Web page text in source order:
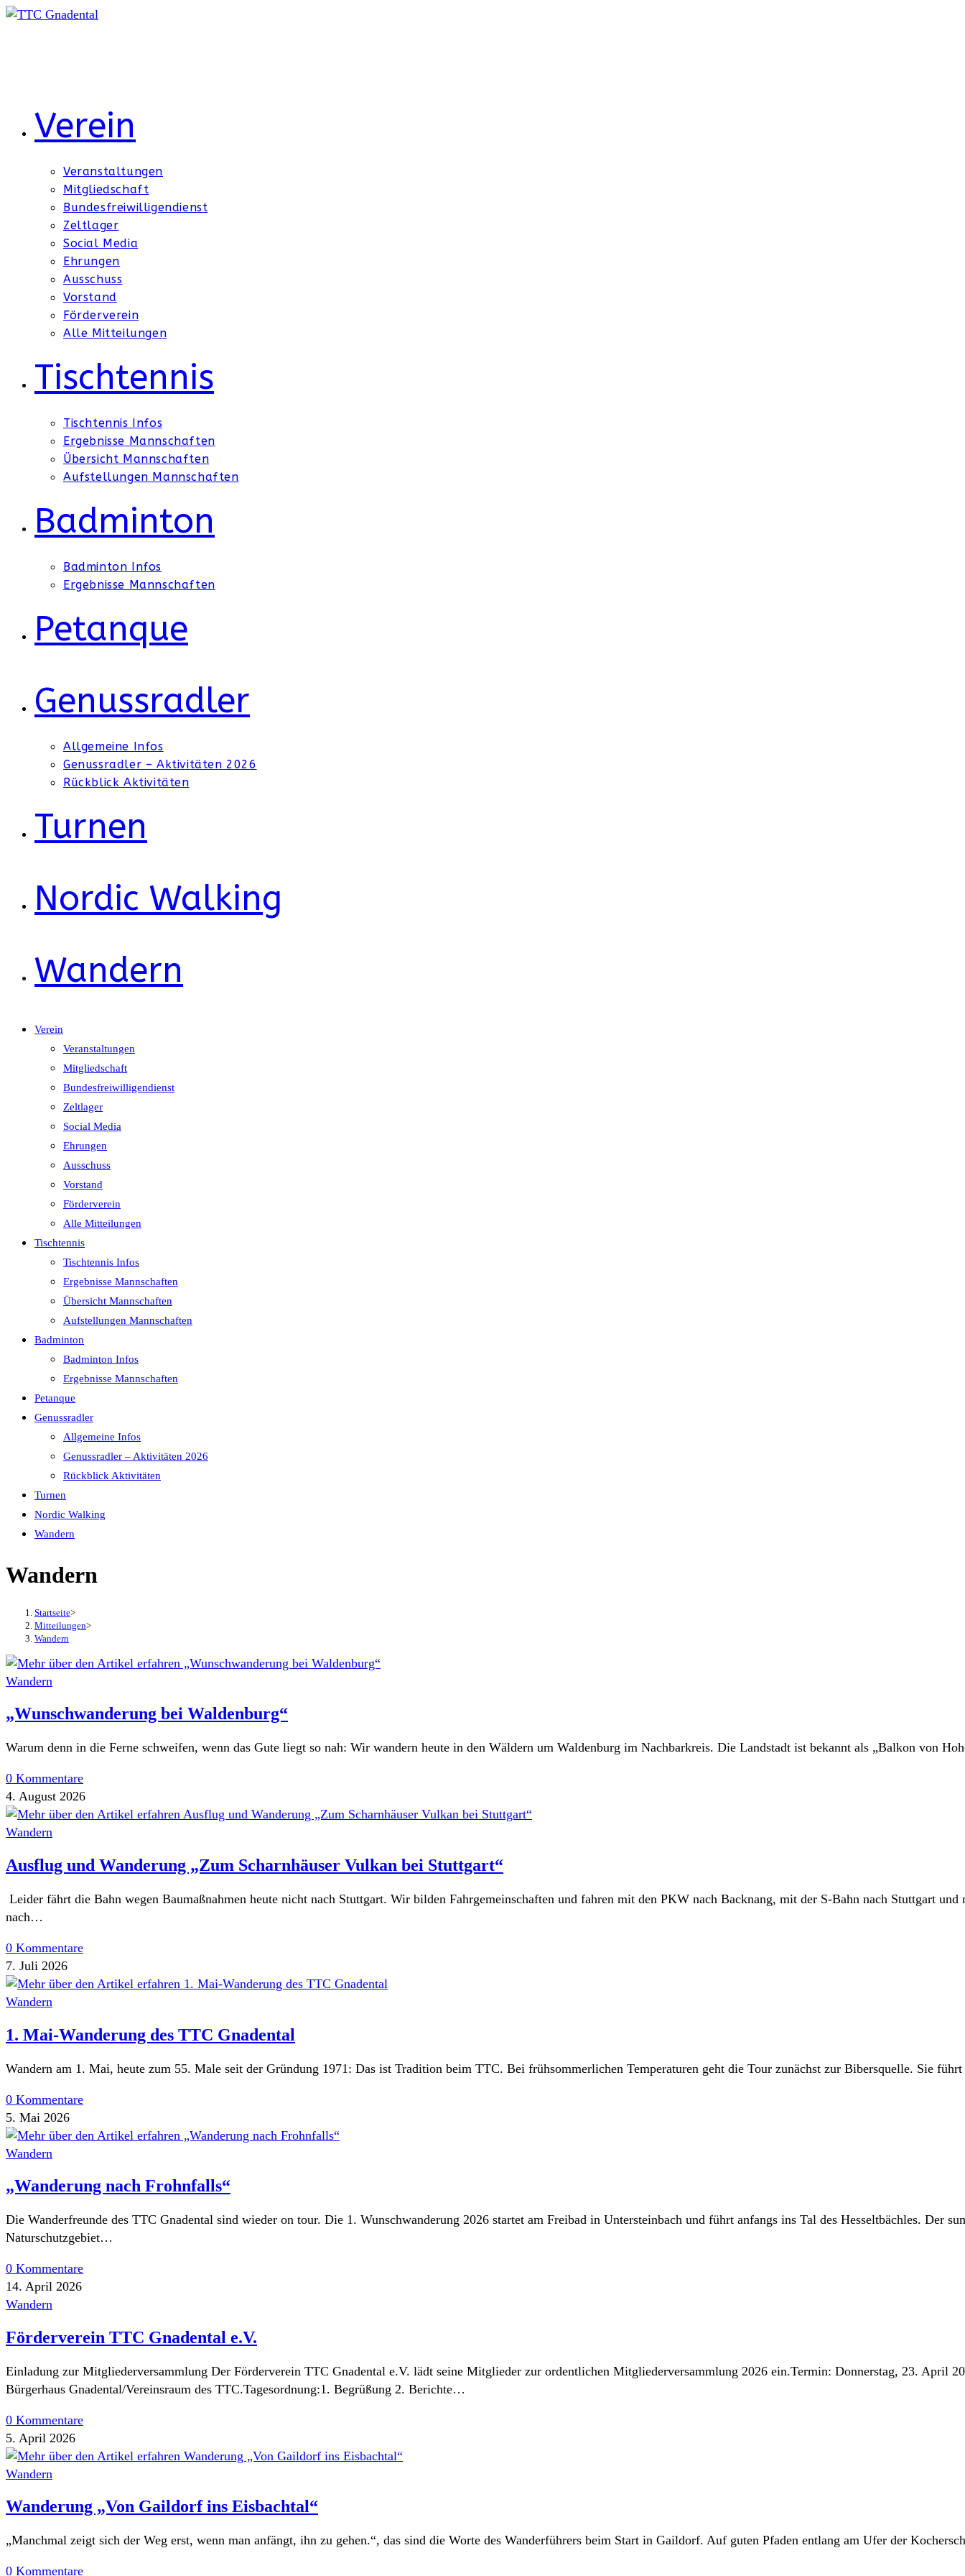
Zum
Verein
Veranstaltungen
Mitgliedschaft
Bundesfreiwilligendienst
Zeltlager
Social Media
Ehrungen
Ausschuss
Vorstand
Förderverein
Alle Mitteilungen
Tischtennis
Tischtennis Infos
Ergebnisse Mannschaften
Übersicht Mannschaften
Aufstellungen Mannschaften
Badminton
Badminton Infos
Ergebnisse Mannschaften
Petanque
Genussradler
Allgemeine Infos
Genussradler – Aktivitäten 2026
Rückblick Aktivitäten
Turnen
Nordic Walking
Wandern
Verein
Veranstaltungen
Mitgliedschaft
Bundesfreiwilligendienst
Zeltlager
Social Media
Ehrungen
Ausschuss
Vorstand
Förderverein
Alle Mitteilungen
Tischtennis
Tischtennis Infos
Ergebnisse Mannschaften
Übersicht Mannschaften
Aufstellungen Mannschaften
Badminton
Badminton Infos
Ergebnisse Mannschaften
Petanque
Genussradler
Allgemeine Infos
Genussradler – Aktivitäten 2026
Rückblick Aktivitäten
Turnen
Nordic Walking
Wandern
Wandern
Startseite>
Mitteilungen>
Wandern
Wandern
„Wunschwanderung bei Waldenburg“
Warum denn in die Ferne schweifen, wenn das Gute liegt so nah: Wir wandern heute in den Wäldern um Waldenburg im Nachbarkreis. Die Landstadt ist bekannt als „Balkon von
0 Kommentare
4. August 2026
Wandern
Ausflug und Wanderung „Zum Scharnhäuser Vulkan bei Stuttgart“
Leider fährt die Bahn wegen Baumaßnahmen heute nicht nach Stuttgart. Wir bilden Fahrgemeinschaften und fahren mit den PKW nach Backnang, mit der S-Bahn nach Stuttgart
nach…
0 Kommentare
7. Juli 2026
Wandern
1. Mai-Wanderung des TTC Gnadental
Wandern am 1. Mai, heute zum 55. Male seit der Gründung 1971: Das ist Tradition beim TTC. Bei frühsommerlichen Temperaturen geht die Tour zunächst zur Bibersquelle. Sie
0 Kommentare
5. Mai 2026
Wandern
„Wanderung nach Frohnfalls“
Die Wanderfreunde des TTC Gnadental sind wieder on tour. Die 1. Wunschwanderung 2026 startet am Freibad in Untersteinbach und führt anfangs ins Tal des Hesseltbächles. Der
Naturschutzgebiet…
0 Kommentare
14. April 2026
Wandern
Förderverein TTC Gnadental e.V.
Einladung zur Mitgliederversammlung Der Förderverein TTC Gnadental e.V. lädt seine Mitglieder zur ordentlichen Mitgliederversammlung 2026 ein.Termin: Donnerstag, 23. April
Bürgerhaus Gnadental/Vereinsraum des TTC.Tagesordnung:1. Begrüßung 2. Berichte…
0 Kommentare
5. April 2026
Wandern
Wanderung „Von Gaildorf ins Eisbachtal“
„Manchmal zeigt sich der Weg erst, wenn man anfängt, ihn zu gehen.“, das sind die Worte des Wanderführers beim Start in Gaildorf. Auf guten Pfaden entlang am Ufer der
0 Kommentare